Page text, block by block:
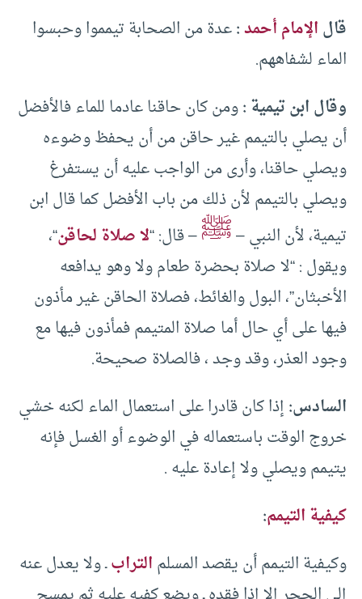
قالالإمام أحمد:عدة من الصحابة تيمموا وحبسوا
الماء لشفاههم.
وقال ابن تيمية :ومن كان حاقنا عادما للماء فالأفضل
أن يصلي بالتيمم غير حاقن من أن يحفظ وضوءه
ويصلي حاقنا، وأرى من الواجب عليه أن يستفرغ
ويصلي بالتيمم لأن ذلك من باب الأفضل كما قال ابن
تيمية، لأن النبي –ﷺ– قال: “لا صلاة لحاقن“،
ويقول : “لا صلاة بحضرة طعام ولا وهو يدافعه
الأخبثان”، البول والغائط، فصلاة الحاقن غير مأذون
فيها على أي حال أما صلاة المتيمم فمأذون فيها مع
وجود العذر، وقد وجد ، فالصلاة صحيحة.
السادس:إذا كان قادرا على استعمال الماء لكنه خشي
خروج الوقت باستعماله في الوضوء أو الغسل فإنه
يتيمم ويصلي ولا إعادة عليه .
كيفية التيمم:
وكيفية التيمم أن يقصد المسلمالترابـ ولا يعدل عنه